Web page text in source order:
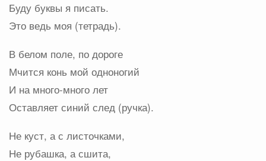
Буду буквы я писать.
Это ведь моя (тетрадь).
В белом поле, по дороге
Мчится конь мой одноногий
И на много-много лет
Оставляет синий след (ручка).
Не куст, а с листочками,
Не рубашка, а сшита,